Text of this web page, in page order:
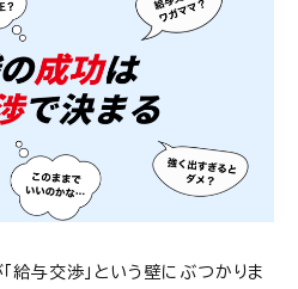
給与交渉」という壁にぶつかりま